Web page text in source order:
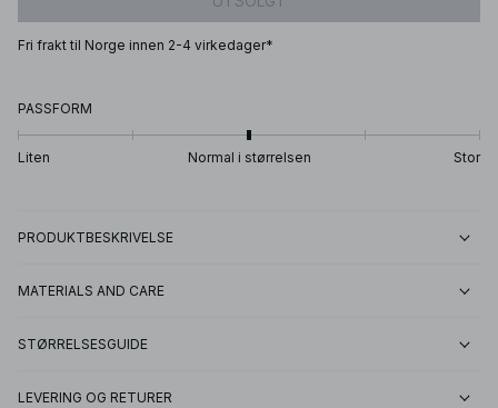
Fri frakt til Norge innen 2-4 virkedager*
PASSFORM
Liten Normal i størrelsen Stor
PRODUKTBESKRIVELSE
MATERIALS AND CARE
STØRRELSESGUIDE
LEVERING OG RETURER